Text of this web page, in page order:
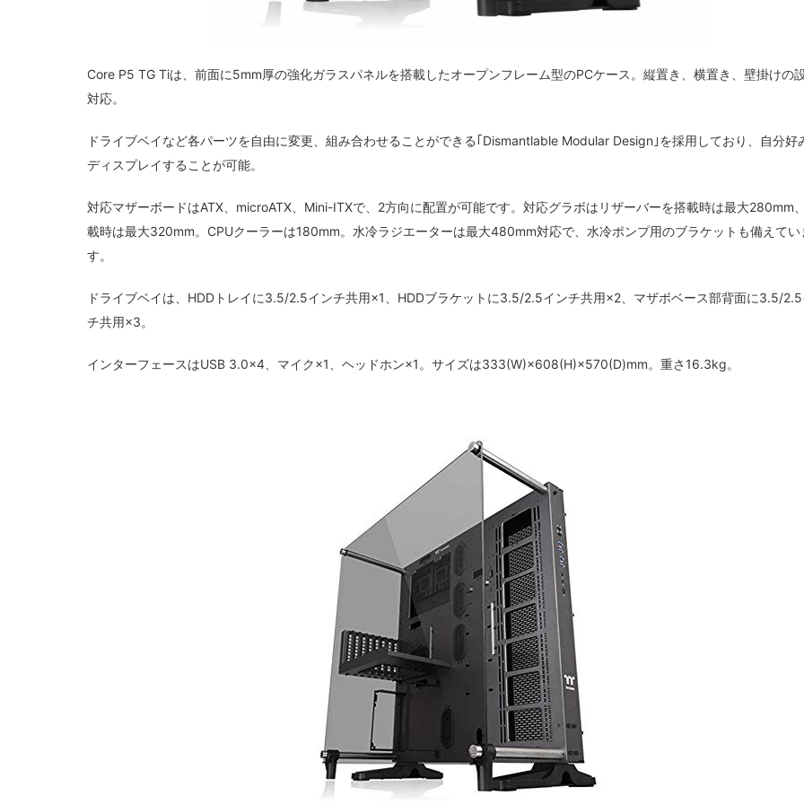
Core P5 TG Tiは、前面に5mm厚の強化ガラスパネルを搭載したオープンフレーム型のPCケース。縦置き、横置き、壁掛けの
対応。
ドライブベイなど各パーツを自由に変更、組み合わせることができる｢Dismantlable Modular Design｣を採用しており、自分好
ディスプレイすることが可能。
対応マザーボードはATX、microATX、Mini-ITXで、2方向に配置が可能です。対応グラボはリザーバーを搭載時は最大280mm
載時は最大320mm。CPUクーラーは180mm。水冷ラジエーターは最大480mm対応で、水冷ポンプ用のブラケットも備えてい
す。
ドライブベイは、HDDトレイに3.5/2.5インチ共用×1、HDDブラケットに3.5/2.5インチ共用×2、マザボベース部背面に3.5/2.5
チ共用×3。
インターフェースはUSB 3.0×4、マイク×1、ヘッドホン×1。サイズは333(W)×608(H)×570(D)mm。重さ16.3kg。